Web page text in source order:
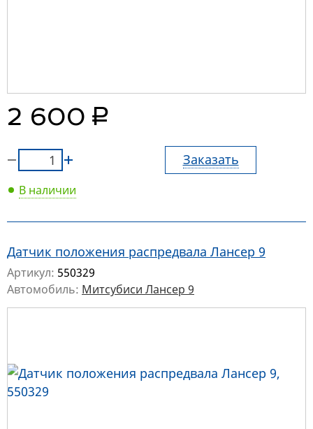
2 600 руб.
Заказать
В наличии
Датчик положения распредвала Лансер 9
Артикул: 550329
Автомобиль: Митсубиси Лансер 9